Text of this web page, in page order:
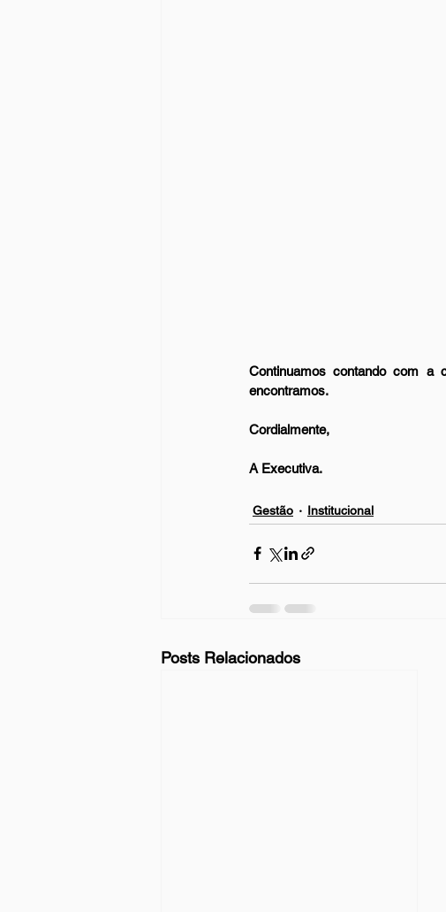
Continuamos contando com a
encontramos.
Cordialmente,
A Executiva.
Gestão Institucional
Posts Relacionados